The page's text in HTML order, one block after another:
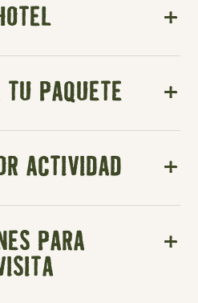
TU PAQUETE
ACTIVIDAD
PARA